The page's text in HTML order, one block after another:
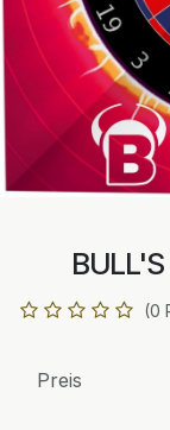
(0
Preis